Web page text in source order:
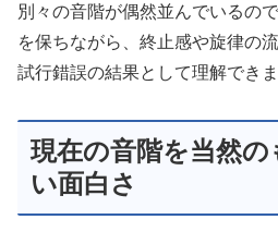
別々の音階が偶然並んでいるの
を保ちながら、終止感や旋律の
試行錯誤の結果として理解できま
現在の音階を当然
い面白さ